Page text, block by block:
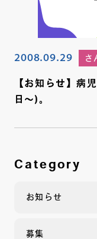
2008.09.29 さ
【お知らせ】病
日～)。
Category
お知らせ
募集